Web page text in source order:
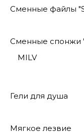
Сменные файлы
Сменные спонжи
MILV
Гели для душа
Мягкое лезвие